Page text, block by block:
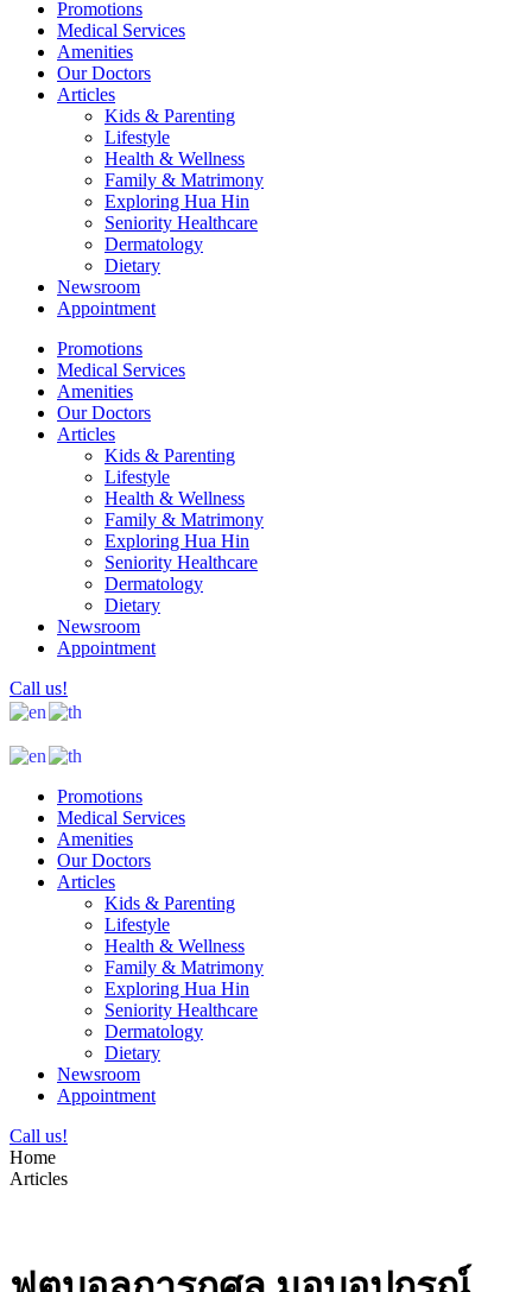
Promotions
Medical Services
Amenities
Our Doctors
Articles
Kids & Parenting
Lifestyle
Health & Wellness
Family & Matrimony
Exploring Hua Hin
Seniority Healthcare
Dermatology
Dietary
Newsroom
Appointment
Promotions
Medical Services
Amenities
Our Doctors
Articles
Kids & Parenting
Lifestyle
Health & Wellness
Family & Matrimony
Exploring Hua Hin
Seniority Healthcare
Dermatology
Dietary
Newsroom
Appointment
Call us!
Promotions
Medical Services
Amenities
Our Doctors
Articles
Kids & Parenting
Lifestyle
Health & Wellness
Family & Matrimony
Exploring Hua Hin
Seniority Healthcare
Dermatology
Dietary
Newsroom
Appointment
Call us!
Home
Articles